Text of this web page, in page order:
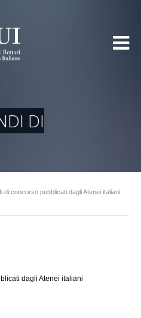
DI
di concorso pubblicati dagli Atenei italiani
dagli Atenei italiani